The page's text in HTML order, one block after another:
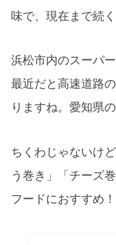
味で、現在まで続
浜松市内のスーパ
最近だと高速道路
りますね。愛知県
ちくわじゃないけ
う巻き」「チーズ
フードにおすすめ！